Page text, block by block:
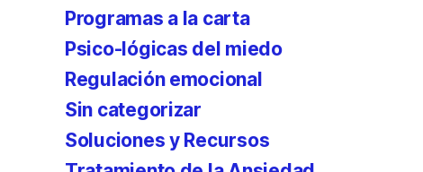
Programas a la carta
Psico-lógicas del miedo
Regulación emocional
Sin categorizar
Soluciones y Recursos